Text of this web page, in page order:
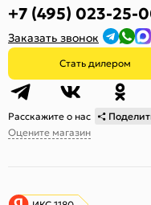
+7 (495) 023-25-
Заказать звонок
Стать дилером
Расскажите о нас
Оцените магазин